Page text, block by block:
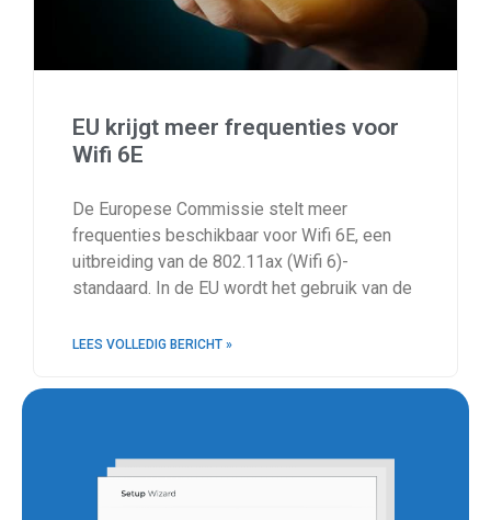
EU krijgt meer frequenties voor
Wifi 6E
De Europese Commissie stelt meer
frequenties beschikbaar voor Wifi 6E, een
uitbreiding van de 802.11ax (Wifi 6)-
standaard. In de EU wordt het gebruik van de
LEES VOLLEDIG BERICHT »